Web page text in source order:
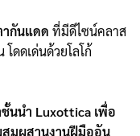
ากันแดด ที่มีดีไซน์คลาส
ดดเด่นด้วยโลโก้
นนำ Luxottica เพื่อ
มผสานงานฝีมืออัน